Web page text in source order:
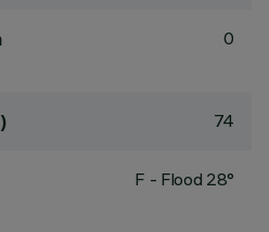
0
74
F - Flood 28°